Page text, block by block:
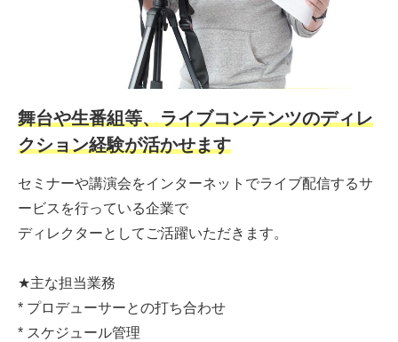
舞台や生番組等、ライブコンテンツのディレ
クション経験が活かせます
セミナーや講演会をインターネットでライブ配信するサ
ービスを行っている企業で
ディレクターとしてご活躍いただきます。
★主な担当業務
* プロデューサーとの打ち合わせ
* スケジュール管理